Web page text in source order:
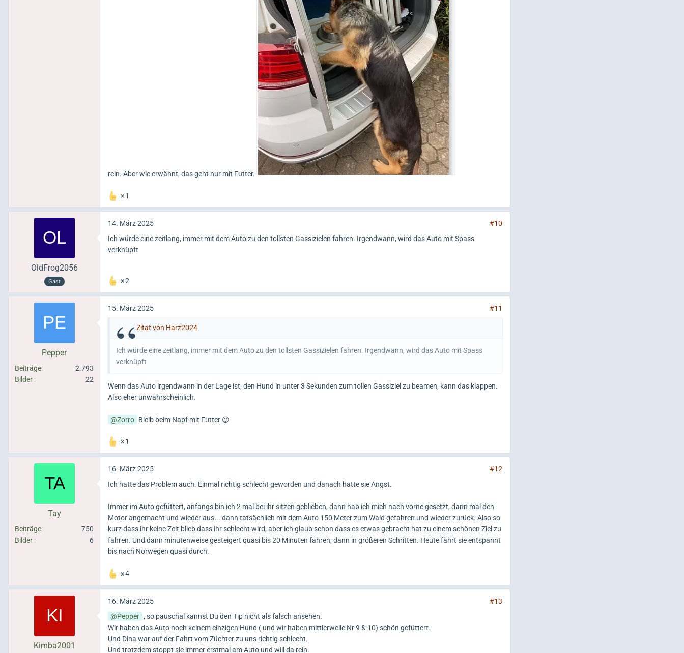
rein. Aber wie erwähnt, das geht nur mit Futter.
1
OldFrog2056
Gast
14. März 2025
#10
Ich würde eine zeitlang, immer mit dem Auto zu den tollsten Gassizielen fahren. Irgendwann, wird das Auto mit Spass
verknüpft
2
Pepper
Beiträge
2.793
Bilder
22
15. März 2025 #11
Zitat von Harz2024
Ich würde eine zeitlang, immer mit dem Auto zu den tollsten Gassizielen fahren. Irgendwann, wird das Auto mit Spass
verknüpft
Wenn das Auto irgendwann in der Lage ist, den Hund in unter 3 Sekunden zum tollen Gassiziel zu beamen, kann das klappen.
Also eher unwahrscheinlich.
Zorro Bleib beim Napf mit Futter 😉
1
Tay
Beiträge
750
Bilder
6
16. März 2025
#12
Ich hatte das Problem auch. Einmal richtig schlecht geworden und danach hatte sie Angst.
Immer im Auto gefüttert, anfangs bin ich 2 mal bei ihr sitzen geblieben, dann hab ich mich nach vorne gesetzt, dann mal den
Motor angemacht und wieder aus... dann tatsächlich mit dem Auto 150 Meter zum Wald gefahren und wieder zurück. Also so
kurz dass ihr keine Zeit blieb dass ihr schlecht wird, aber ich glaub schon dass es etwas gebracht hat zu einem schönen Ziel zu
fahren. Und dann minutenweise gesteigert quasi bis 20 Minuten fahren, dann in größeren Schritten. Heute fährt sie entspannt
bis nach Norwegen quasi durch.
4
Kimba2001
16. März 2025
#13
Pepper , so pauschal kannst Du den Tip nicht als falsch ansehen.
Wir haben das Auto noch keinem einzigen Hund ( und wir haben mittlerweile Nr 9 & 10) schön gefüttert.
Und Dina war auf der Fahrt vom Züchter zu uns richtig schlecht.
Und trotzdem stoppt sie immer erstmal am Auto und will da rein.